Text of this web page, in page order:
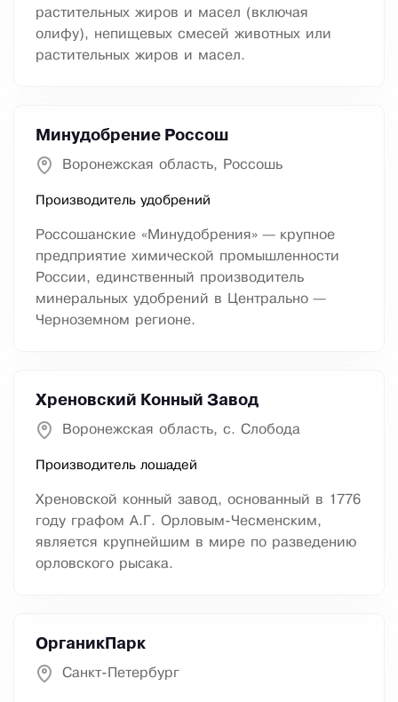
растительных жиров и масел (включая
олифу), непищевых смесей животных или
растительных жиров и масел.
Минудобрение Россош
Воронежская область, Россошь
Производитель удобрений
Россошанские «Минудобрения» — крупное
предприятие химической промышленности
России, единственный производитель
минеральных удобрений в Центрально —
Черноземном регионе.
Хреновский Конный Завод
Воронежская область, с. Слобода
Производитель лошадей
Хреновской конный завод, основанный в 1776
году графом А.Г. Орловым-Чесменским,
является крупнейшим в мире по разведению
орловского рысака.
ОрганикПарк
Санкт-Петербург